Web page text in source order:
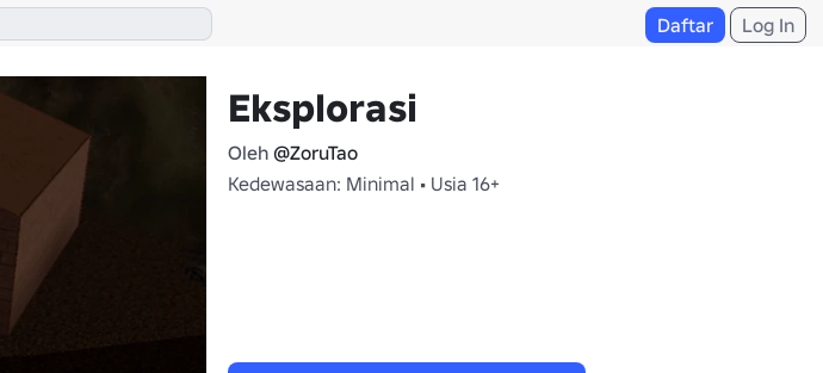
Daftar Log In
Eksplorasi
Oleh @ZoruTao
Kedewasaan: Minimal • Usia 16+